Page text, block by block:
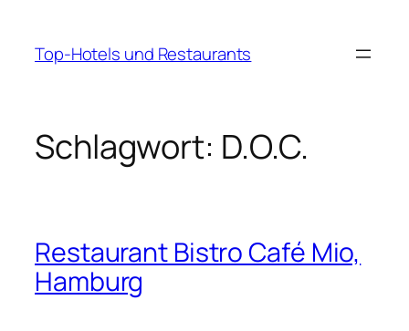
springen
Top-Hotels und Restaurants
Schlagwort: D.O.C.
Restaurant Bistro Café Mio,
Hamburg